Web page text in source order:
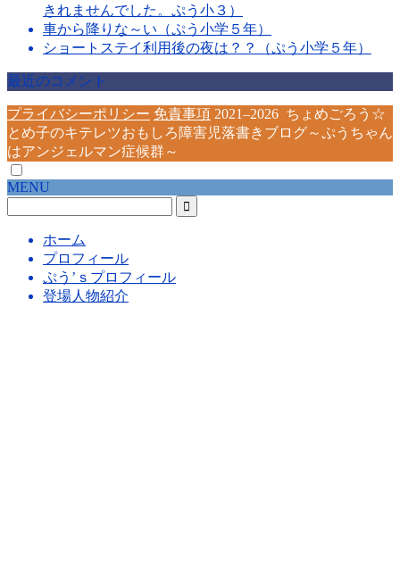
きれませんでした。ぷう小３）
車から降りな～い（ぷう小学５年）
ショートステイ利用後の夜は？？（ぷう小学５年）
最近のコメント
プライバシーポリシー 免責事項 2021–2026 ちょめごろう☆
とめ子のキテレツおもしろ障害児落書きブログ～ぷうちゃん
はアンジェルマン症候群～
MENU
ホーム
プロフィール
ぷう’ｓプロフィール
登場人物紹介